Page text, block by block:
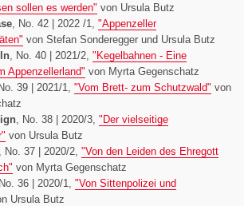
sollen es werden" von Ursula Butz
, No. 42 | 2022 /1, "Appenzeller
von Stefan Sonderegger und Ursula Butz
, No. 40 | 2021/2, "Kegelbahnen - Eine
Appenzellerland" von Myrta Gegenschatz
No. 39 | 2021/1, "Vom Brett- zum Schutzwald" von
, No. 38 | 2020/3, "Der vielseitige
von Ursula Butz
, No. 37 | 2020/2, "Von den Leiden des Ehregott
von Myrta Gegenschatz
No. 36 | 2020/1, "Von Sittenpolizei und
Ursula Butz